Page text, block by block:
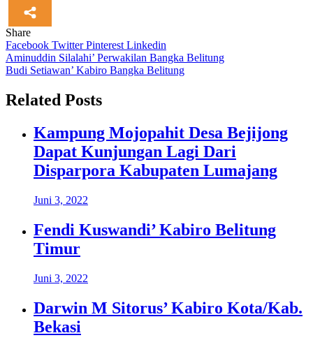
Share
Facebook TwitterPinterest Linkedin
Navigasi
pos
Aminuddin Silalahi’ Perwakilan Bangka Belitung
Budi Setiawan’ Kabiro Bangka Belitung
Related Posts
Kampung Mojopahit Desa Bejijong
Dapat Kunjungan Lagi Dari
Disparpora Kabupaten Lumajang
Juni 3, 2022
Fendi Kuswandi’ Kabiro Belitung
Timur
Juni 3, 2022
Darwin M Sitorus’ Kabiro Kota/Kab.
Bekasi